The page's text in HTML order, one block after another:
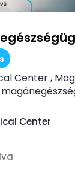
Center ,
Center